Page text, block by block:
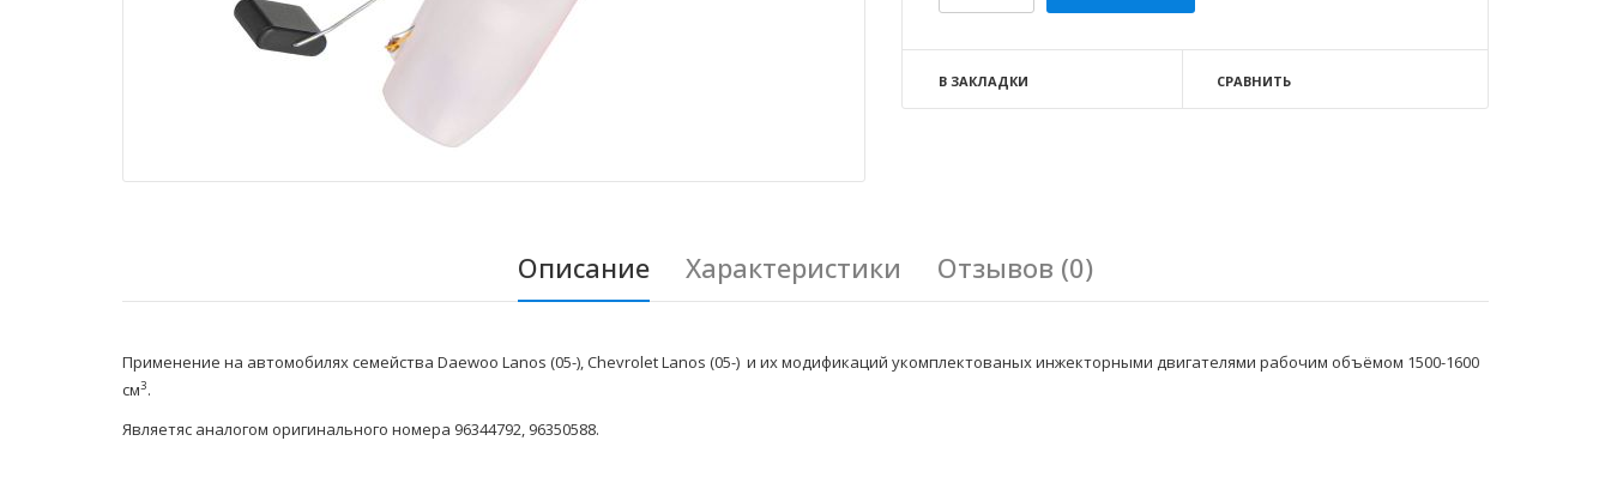
В ЗАКЛАДКИ СРАВНИТЬ
Описание Характеристики Отзывов (0)
Применение на автомобилях семейства Daewoo Lanos (05-), Chevrolet Lanos (05-) и их модификаций укомплектованых инжекторными двигателями рабочим объёмом 1500-1600
см3.
Являетяс аналогом оригинального номера 96344792, 96350588.